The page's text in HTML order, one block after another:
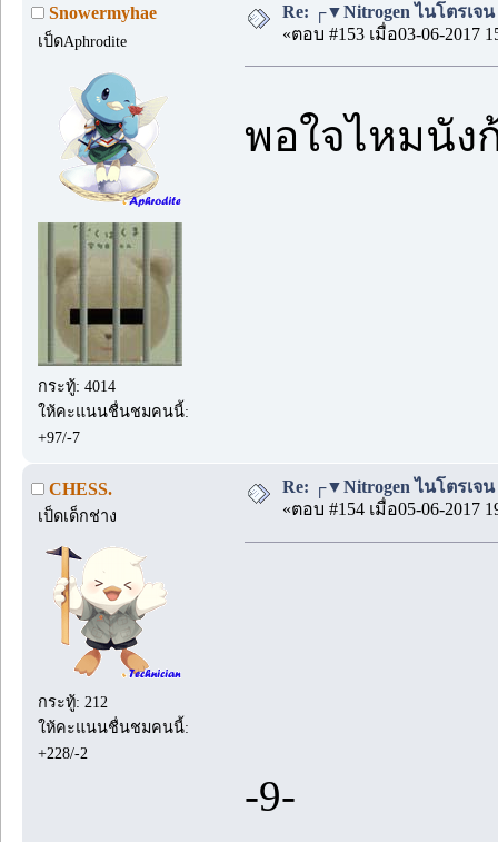
Snowermyhae
เป็ดAphrodite
กระทู้: 4014
ให้คะแนนชื่นชมคนนี้:
+97/-7
Re: ┌▼Nitrogen ไนโตรเจน
«ตอบ #153 เมื่อ03-06-2017
พอใจไหมนั
CHESS.
เป็ดเด็กช่าง
กระทู้: 212
ให้คะแนนชื่นชมคนนี้:
+228/-2
Re: ┌▼Nitrogen ไนโตรเจน
«ตอบ #154 เมื่อ05-06-2017
-9-